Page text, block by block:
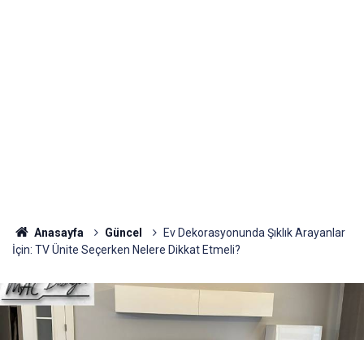
Anasayfa Güncel
Ev Dekorasyonunda Şıklık Arayanlar
İçin: TV Ünite Seçerken Nelere Dikkat Etmeli?